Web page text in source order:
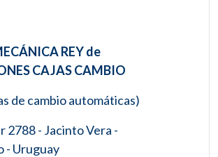
REY de
CAJAS CAMBIO
de cambio automáticas)
2788 - Jacinto Vera -
- Uruguay